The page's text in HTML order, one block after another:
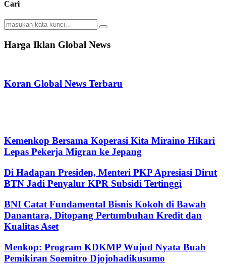
Cari
Search
for:
Search
Harga Iklan Global News
Koran Global News Terbaru
Kemenkop Bersama Koperasi Kita Miraino Hikari
Lepas Pekerja Migran ke Jepang
Di Hadapan Presiden, Menteri PKP Apresiasi Dirut
BTN Jadi Penyalur KPR Subsidi Tertinggi
BNI Catat Fundamental Bisnis Kokoh di Bawah
Danantara, Ditopang Pertumbuhan Kredit dan
Kualitas Aset
Menkop: Program KDKMP Wujud Nyata Buah
Pemikiran Soemitro Djojohadikusumo